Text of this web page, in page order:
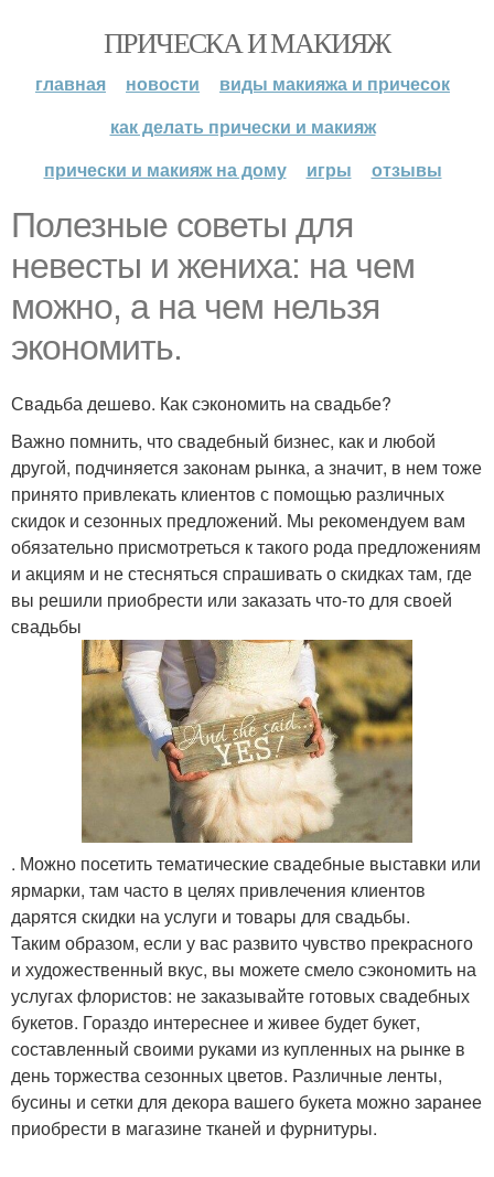
ПРИЧЕСКА И МАКИЯЖ
главная новости
виды макияжа и причесок
как делать прически и макияж
прически и макияж на дому
игры отзывы
Полезные советы для
невесты и жениха: на чем
можно, а на чем нельзя
экономить.
Свадьба дешево. Как сэкономить на свадьбе?
Важно помнить, что свадебный бизнес, как и любой
другой, подчиняется законам рынка, а значит, в нем тоже
принято привлекать клиентов с помощью различных
скидок и сезонных предложений. Мы рекомендуем вам
обязательно присмотреться к такого рода предложениям
и акциям и не стесняться спрашивать о скидках там, где
вы решили приобрести или заказать что-то для своей
свадьбы
. Можно посетить тематические свадебные выставки или
ярмарки, там часто в целях привлечения клиентов
дарятся скидки на услуги и товары для свадьбы.
Таким образом, если у вас развито чувство прекрасного
и художественный вкус, вы можете смело сэкономить на
услугах флористов: не заказывайте готовых свадебных
букетов. Гораздо интереснее и живее будет букет,
составленный своими руками из купленных на рынке в
день торжества сезонных цветов. Различные ленты,
бусины и сетки для декора вашего букета можно заранее
приобрести в магазине тканей и фурнитуры.